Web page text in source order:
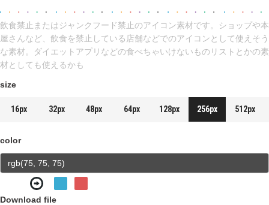
飲食禁止またはジャンクフード禁止のアイコン素材です。ショップや本
屋さんなど、飲食を禁止している店舗などでのアイコンとして使えそう
な素材。ダイエットアプリなどの食べちゃいけないものリストとかの素
材としても使えるかも
size
16px 32px 48px 64px 128px 256px 512px
color
Download file